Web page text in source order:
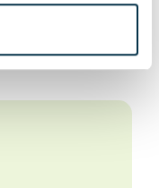
vanuit uw
wordt.